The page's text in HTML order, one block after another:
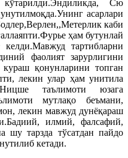
Сю
асарлари
каби
ҳам бутунлай
тартибларни
фаолият зарурлигини
қонунларини топган
лекин улар ҳам унитила
таълимоти юзага
мутлақо беъмани,
лекин мавжуд дунёқараш
илмий, фалсафий,
шу тарзда тўсатдан пайдо
кетади.